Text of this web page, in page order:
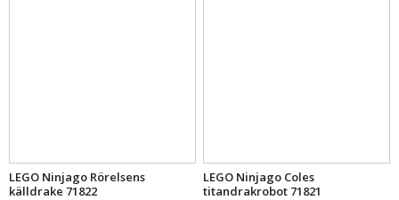
LEGO Ninjago Rörelsens
källdrake 71822
LEGO Ninjago Coles
titandrakrobot 71821